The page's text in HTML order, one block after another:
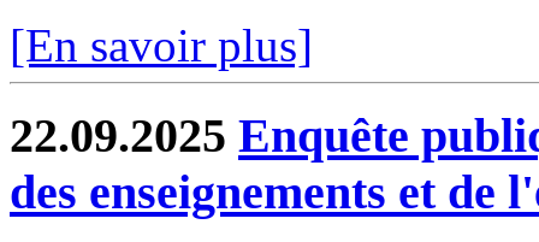
[En savoir plus]
22.09.2025 Enquête
des enseignements et